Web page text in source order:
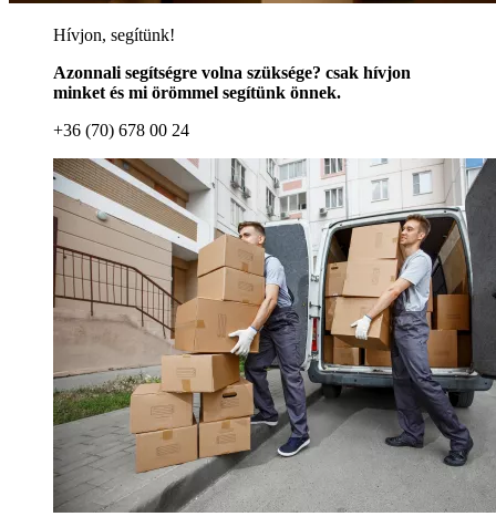
Hívjon, segítünk!
Azonnali segítségre volna szüksége? csak hívjon
minket és mi örömmel segítünk önnek.
+36 (70) 678 00 24